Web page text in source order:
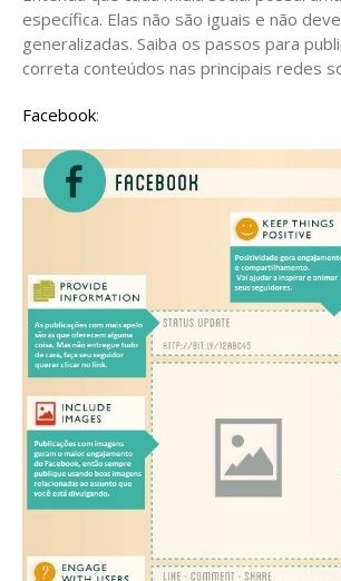
específica. Elas não são iguais e não
generalizadas. Saiba os passos para
correta conteúdos nas principais redes
Facebook: